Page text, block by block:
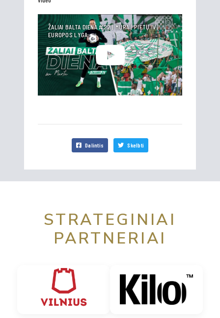
ŽALIAI BALTA DIENA #22 | MURA | PIETŲ IV |
EUROPOS LYGA
Dalintis Skelbti
STRATEGINIAI
PARTNERIAI